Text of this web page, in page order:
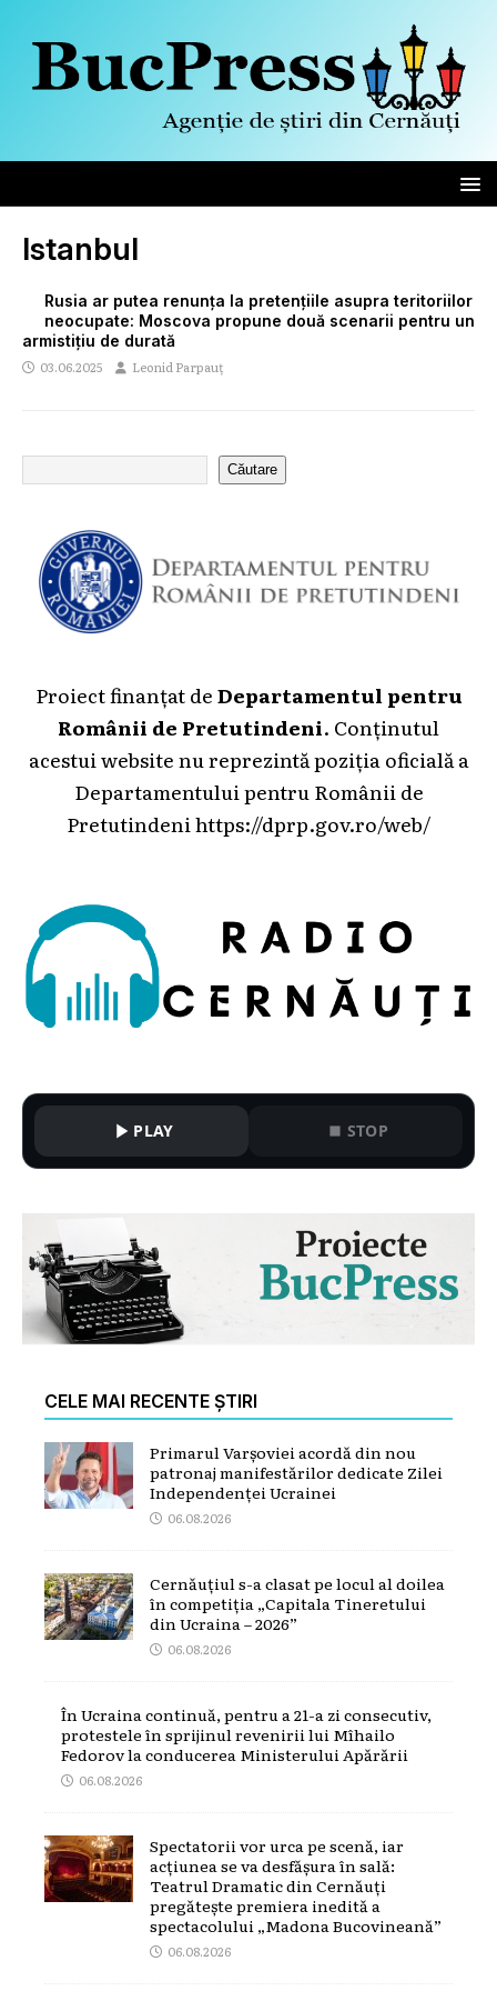
Istanbul
Rusia ar putea renunța la pretențiile asupra teritoriilor
neocupate: Moscova propune două scenarii pentru un
armistițiu de durată
03.06.2025 Leonid Parpauț
Căutare
Proiect finanțat deDepartamentul pentru
Românii de Pretutindeni. Conținutul
acestui website nu reprezintă poziția oficială a
Departamentului pentru Românii de
Pretutindeni https://dprp.gov.ro/web/
PLAY STOP
CELE MAI RECENTE ȘTIRI
Primarul Varșoviei acordă din nou
patronaj manifestărilor dedicate Zilei
Independenței Ucrainei
06.08.2026
Cernăuțiul s-a clasat pe locul al doilea
în competiția „Capitala Tineretului
din Ucraina – 2026”
06.08.2026
În Ucraina continuă, pentru a 21-a zi consecutiv,
protestele în sprijinul revenirii lui Mîhailo
Fedorov la conducerea Ministerului Apărării
06.08.2026
Spectatorii vor urca pe scenă, iar
acțiunea se va desfășura în sală:
Teatrul Dramatic din Cernăuți
pregătește premiera inedită a
spectacolului „Madona Bucovineană”
06.08.2026